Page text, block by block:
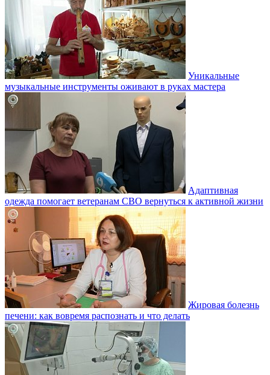
Уникальные
музыкальные инструменты оживают в руках мастера
Адаптивная
одежда помогает ветеранам СВО вернуться к активной жизни
Жировая болезнь
печени: как вовремя распознать и что делать